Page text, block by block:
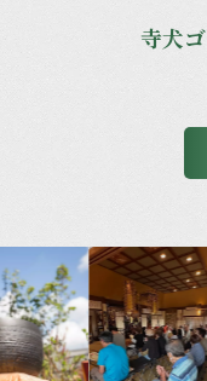
寺犬